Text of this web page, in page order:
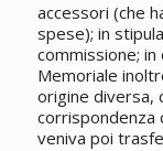
accessori (che
spese); in
commissione;
Memoriale
origine diversa,
corrispondenza
veniva poi